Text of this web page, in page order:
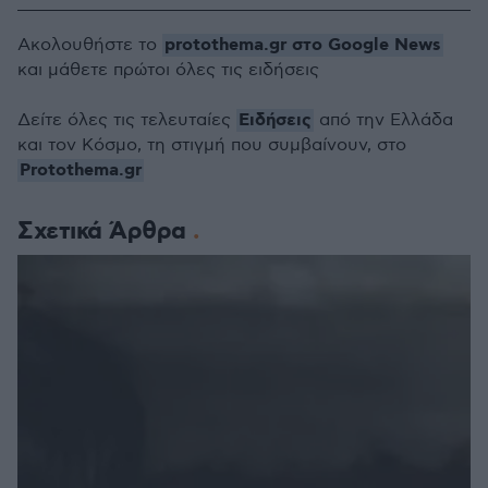
Σχετικά Άρθρα
Ακολουθήστε το protothema.gr στο Google News
και μάθετε πρώτοι όλες τις ειδήσεις
Δείτε όλες τις τελευταίες Ειδήσεις από την Ελλάδα
και τον Κόσμο, τη στιγμή που συμβαίνουν, στο
Protothema.gr